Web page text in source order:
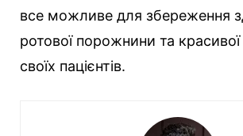
все можливе для збереження
ротової порожнини та
своїх пацієнтів.